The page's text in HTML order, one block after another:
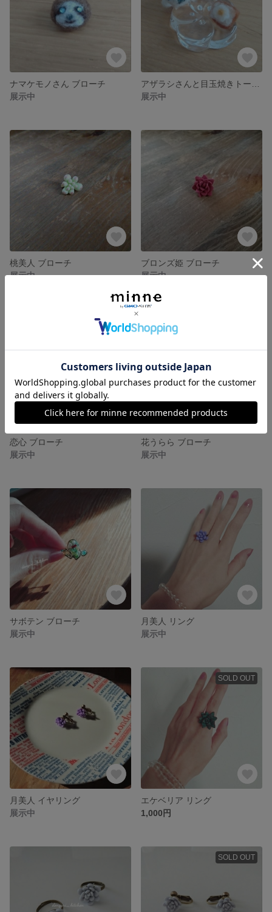
ナマケモノさん ブローチ
展示中
展示中
桃美人 ブローチ
展示中
ブロンズ姫 ブローチ
展示中
恋心 ブローチ
展示中
花うらら ブローチ
展示中
サボテン ブローチ
展示中
月美人 リング
展示中
月美人 イヤリング
展示中
SOLD OUT
エケベリア リング
1,000円
SOLD OUT